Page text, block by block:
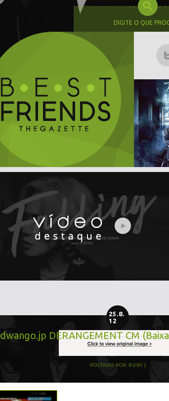
DIGITE O QUE
25.8.
12
dwango.jp DERANGEMENT CM
POSTADO POR RUBY